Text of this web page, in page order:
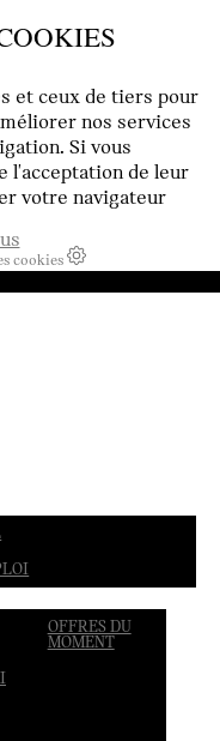
et ceux de tiers pour
nos services
Si vous
l'acceptation de leur
votre navigateur
cookies
OFFRES DU
MOMENT